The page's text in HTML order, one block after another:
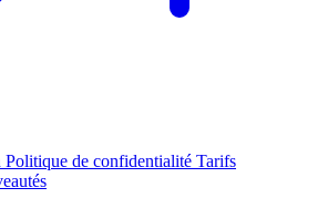
Politique de confidentialité Tarifs